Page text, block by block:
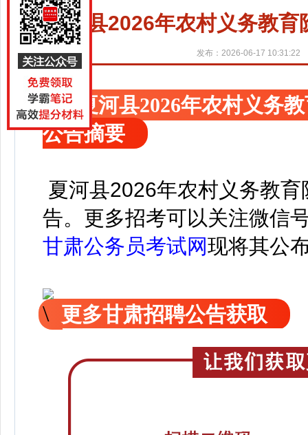
夏河县2026年农村义务教
发布：2026-06-17 10:31:22
夏河县2026年农村义务
公告摘要
夏河县2026年农村义务教
告。 更多招考可以关注微信
甘肃公务员考试网现将其公
更多甘肃招聘公告获取